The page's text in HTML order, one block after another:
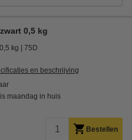
0,5 kg
0,5 kg 75D
en beschrijving
maandag in huis
Bestellen